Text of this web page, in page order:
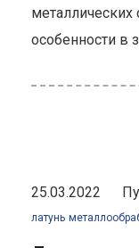
особенности в
25.03.2022
латунь